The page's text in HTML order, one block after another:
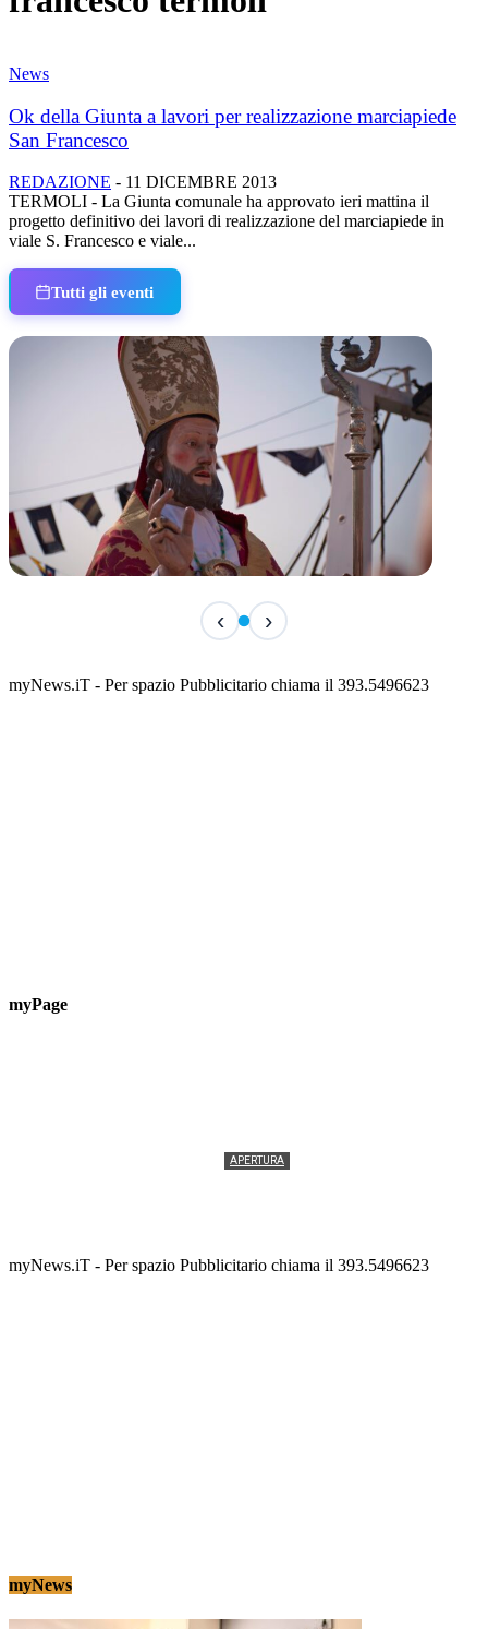
News
Ok della Giunta a lavori per realizzazione marciapiede
San Francesco
REDAZIONE - 11 DICEMBRE 2013
TERMOLI - La Giunta comunale ha approvato ieri mattina il
progetto definitivo dei lavori di realizzazione del marciapiede in
viale S. Francesco e viale...
Tutti gli eventi
San Basso 2026 - il programma delle feste
‹ ›
myNews.iT - Per spazio Pubblicitario chiama il 393.5496623
myPage
APERTURA
myNews.iT - Per spazio Pubblicitario chiama il 393.5496623
myNews